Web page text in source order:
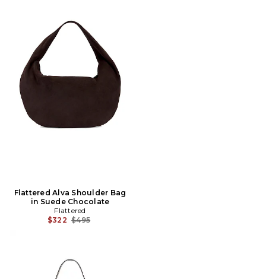
Flattered Alva Shoulder Bag
in Suede Chocolate
Flattered
$322 Prix Avant Réduction:
$495